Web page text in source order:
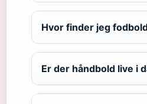
Hvor finder jeg
Er der håndbold live i